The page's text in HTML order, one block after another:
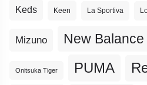
Keds Keen La Sportiva
Mizuno New Balance
Onitsuka Tiger PUMA